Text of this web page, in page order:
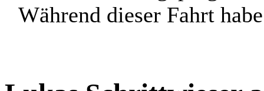
Während dieser Fahrt